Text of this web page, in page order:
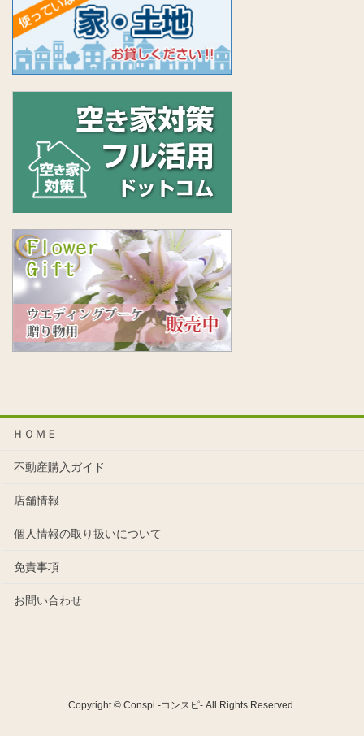
ＨＯＭＥ
不動産購入ガイド
店舗情報
個人情報の取り扱いについて
免責事項
お問い合わせ
Copyright © Conspi -コンスピ- All Rights Reserved.